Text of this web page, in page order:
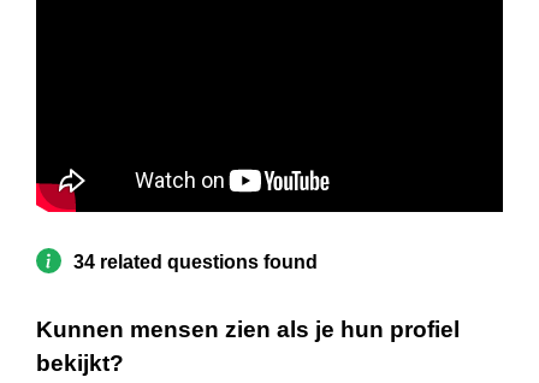
34 related questions found
Kunnen mensen zien als je hun profiel
bekijkt?